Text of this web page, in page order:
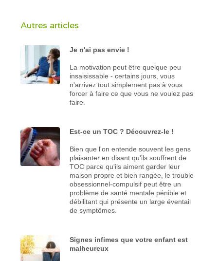
Autres articles
Je n'ai pas envie !
La motivation peut être quelque peu
insaisissable - certains jours, vous
n'arrivez tout simplement pas à vous
forcer à faire ce que vous ne voulez pas
faire.
Est-ce un TOC ? Découvrez-le !
Bien que l'on entende souvent les gens
plaisanter en disant qu'ils souffrent de
TOC parce qu'ils aiment garder leur
maison propre et bien rangée, le trouble
obsessionnel-compulsif peut être un
problème de santé mentale pénible et
débilitant qui présente un large éventail
de symptômes.
Signes infimes que votre enfant est
malheureux